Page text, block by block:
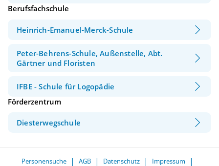
Berufsfachschule
Heinrich-Emanuel-Merck-Schule
Peter-Behrens-Schule, Außenstelle, Abt.
Gärtner und Floristen
IFBE - Schule für Logopädie
Förderzentrum
Diesterwegschule
Personensuche AGB Datenschutz Impressum